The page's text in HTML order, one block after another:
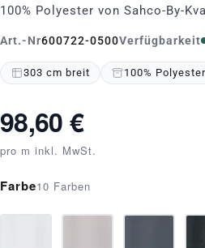
100% Polyester von Sahco-By-
Art.-Nr600722-0500Verfügbarkeit
303 cm breit 100% Polyester
98,60 €
pro m inkl. MwSt.
Farbe10 Farben